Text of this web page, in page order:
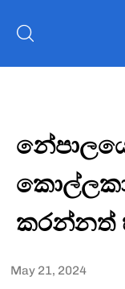
කරන්නත්
May 21, 2024